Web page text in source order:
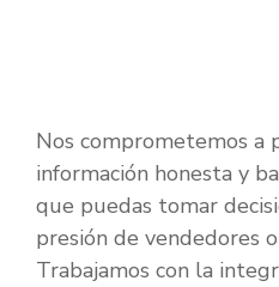
Nos comprometemos a
información honesta y
que puedas tomar
presión de vendedores
Trabajamos con la